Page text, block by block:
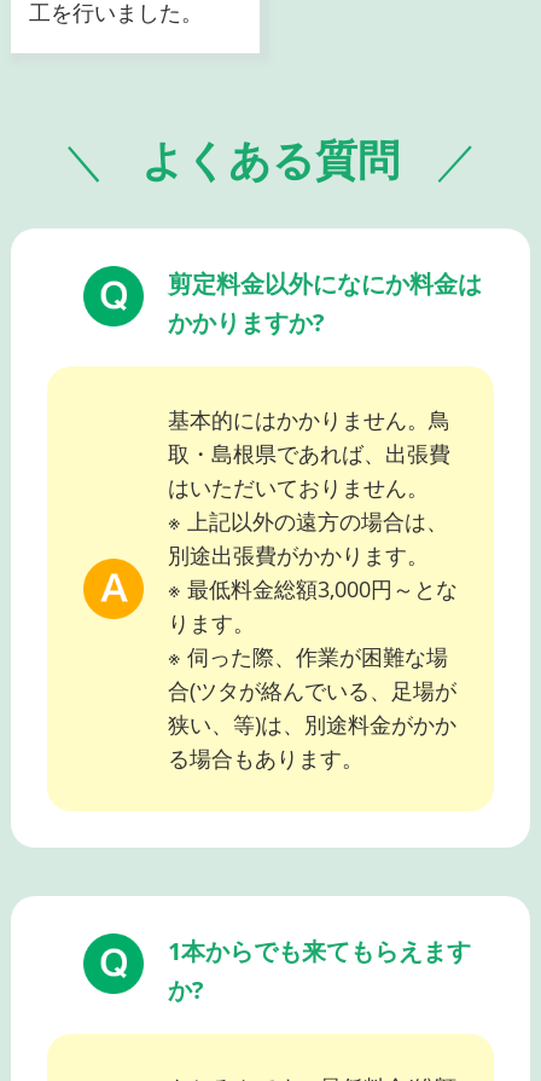
工を行いました。
よくある質問
剪定料金以外になにか料金は
かかりますか?
基本的にはかかりません。鳥
取・島根県であれば、出張費
はいただいておりません。
※ 上記以外の遠方の場合は、
別途出張費がかかります。
※ 最低料金総額3,000円～とな
ります。
※ 伺った際、作業が困難な場
合(ツタが絡んでいる、足場が
狭い、等)は、別途料金がかか
る場合もあります。
1本からでも来てもらえます
か?